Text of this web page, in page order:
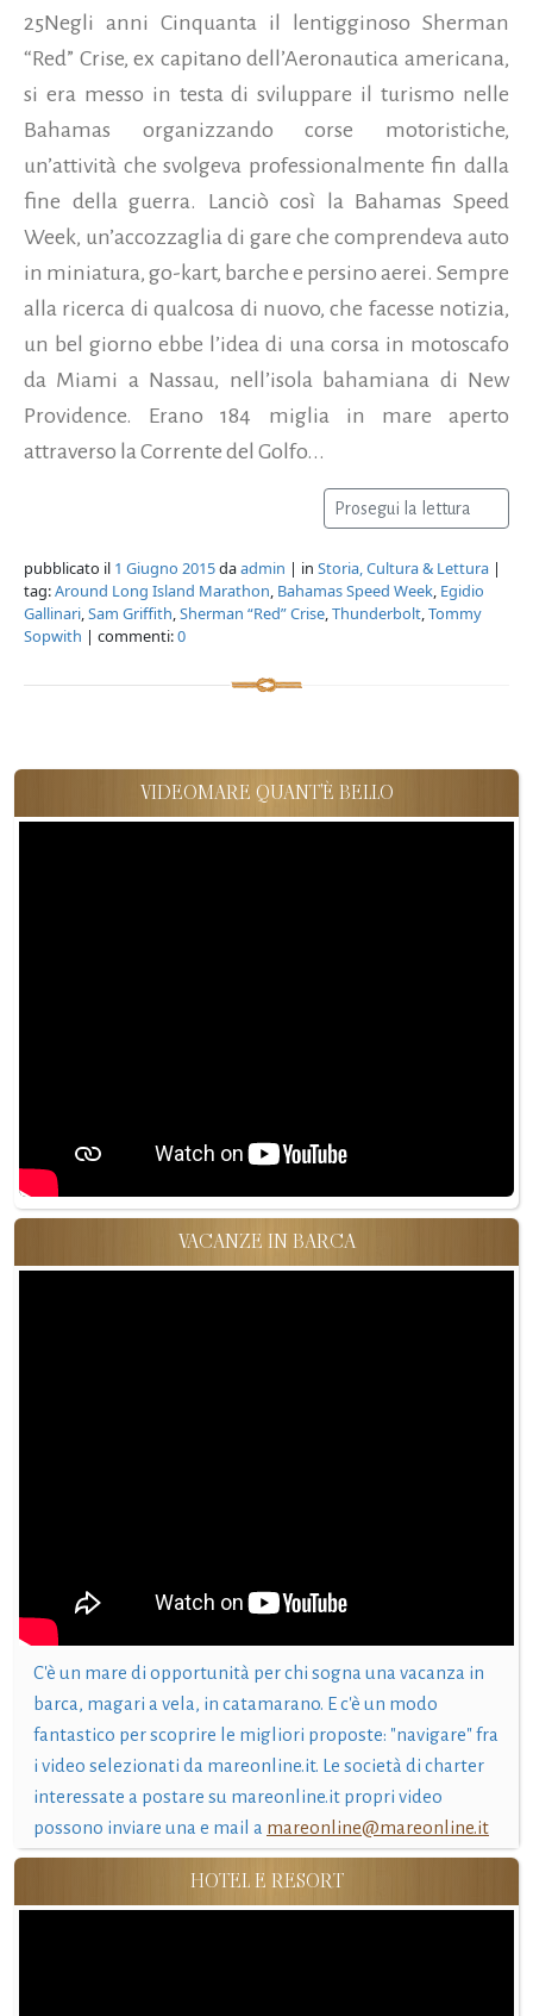
25Negli anni Cinquanta il lentigginoso Sherman
“Red” Crise, ex capitano dell’Aeronautica americana,
si era messo in testa di sviluppare il turismo nelle
Bahamas organizzando corse motoristiche,
un’attività che svolgeva professionalmente fin dalla
fine della guerra. Lanciò così la Bahamas Speed
Week, un’accozzaglia di gare che comprendeva auto
in miniatura, go-kart, barche e persino aerei. Sempre
alla ricerca di qualcosa di nuovo, che facesse notizia,
un bel giorno ebbe l’idea di una corsa in motoscafo
da Miami a Nassau, nell’isola bahamiana di New
Providence. Erano 184 miglia in mare aperto
attraverso la Corrente del Golfo...
Prosegui la lettura
pubblicato il 1 Giugno 2015daadmin | in Storia, Cultura & Lettura |
tag:Around Long Island Marathon, Bahamas Speed Week, Egidio
Gallinari,Sam Griffith,Sherman “Red” Crise,Thunderbolt,Tommy
Sopwith | commenti:0
VIDEOMARE QUANT'È BELLO
VACANZE IN BARCA
C'è un mare di opportunità per chi sogna una vacanza in
barca, magari a vela, in catamarano. E c'è un modo
fantastico per scoprire le migliori proposte: "navigare" fra
i video selezionati da mareonline.it. Le società di charter
interessate a postare su mareonline.it propri video
possono inviare una e mail a mareonline@mareonline.it
HOTEL E RESORT